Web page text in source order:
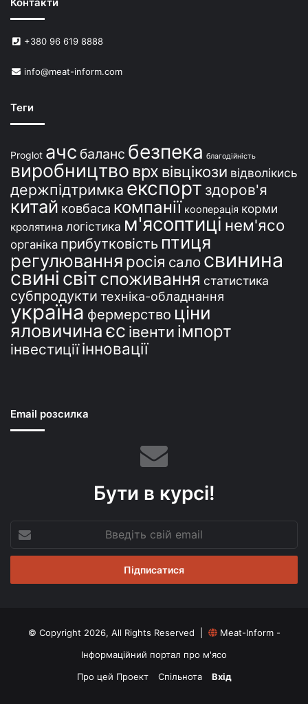
й
У
р
ї
+380 96 619 8888
info@meat-inform.com
Теги
Proglot ачс баланс безпека благодійність
виробництво врх вівцікози відволікись
держпідтримка експорт здоров'я
китай ковбаса компанії кооперація корми
кролятина логістика м'ясоптиці нем'ясо
органіка прибутковість птиця
регулювання росія сало свинина
свині світспоживання статистика
субпродукти техніка-обладнання
україна фермерство ціни
яловичинаєс івенти імпорт
інвестиції інновації
Email розсилка
Бути в курсі!
свій
email
© Copyright 2026, All Rights Reserved |
Meat-Inform -
Інформаційний портал про м'ясо
Про цей Проект
Спільнота Вхід